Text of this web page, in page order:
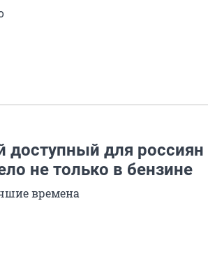
для россиян
не только в бензине
времена